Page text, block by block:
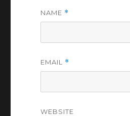
NAME *
EMAIL *
WEBSITE